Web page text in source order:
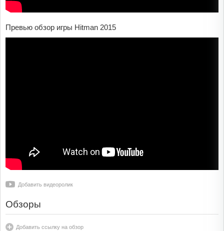
Превью обзор игры Hitman 2015
Добавить видеоролик
Обзоры
Добавить ссылку на обзор